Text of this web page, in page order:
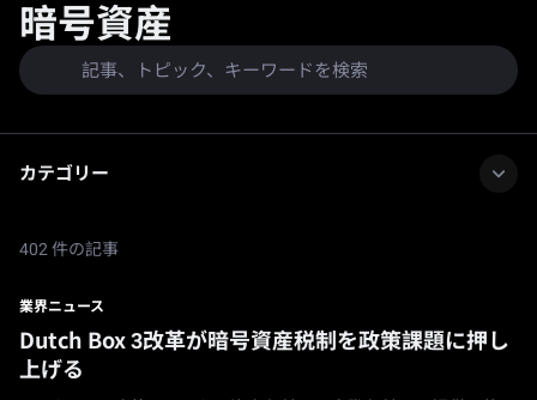
暗号資産
カテゴリー
402 件の記事
業界ニュース
Dutch Box 3改革が暗号資産税制を政策課題に押し
上げる